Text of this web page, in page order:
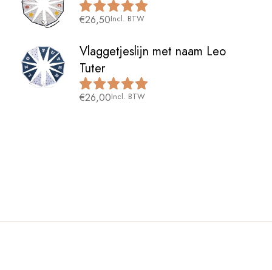
€26,50Incl. BTW
Vlaggetjeslijn met naam Leo
Tuter
€26,00Incl. BTW